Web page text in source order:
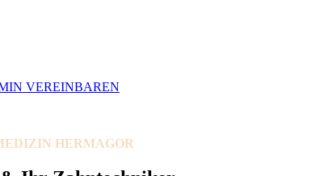
VEREINBAREN
HERMAGOR